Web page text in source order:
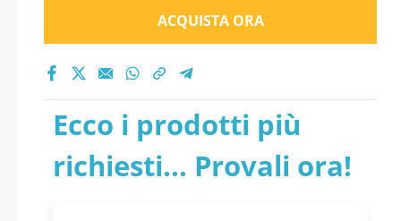
ACQUISTA ORA
Ecco i prodotti più
richiesti... Provali ora!